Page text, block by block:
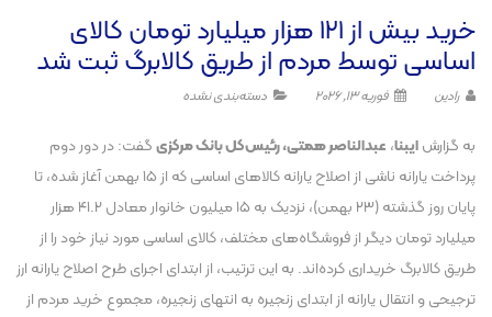
خرید بیش از ۱۲۱ هزار میلیارد تومان کالای
اساسی توسط مردم از طریق کالابرگ ثبت شد
رادین فوریه 13, 2026 دسته‌بندی نشده
به گزارشایبنا، عبدالناصر همتی، رئیس‌کل بانک مرکزیگفت: در دور دوم
پرداخت یارانه ناشی از اصلاح یارانه کالا‌های اساسی که از ۱۵ بهمن آغاز شده، تا
پایان روز گذشته (۲۳ بهمن)، نزدیک به ۱۵ میلیون خانوار معادل ۴۱.۲ هزار
میلیارد تومان دیگر از فروشگاه‌های مختلف، کالای اساسی مورد نیاز خود را از
طریق کالابرگ خریداری کرده‌اند. به این ترتیب، از ابتدای اجرای طرح اصلاح یارانه ارز
ترجیحی و انتقال یارانه از ابتدای زنجیره به انتهای زنجیره، مجموع خرید مردم از